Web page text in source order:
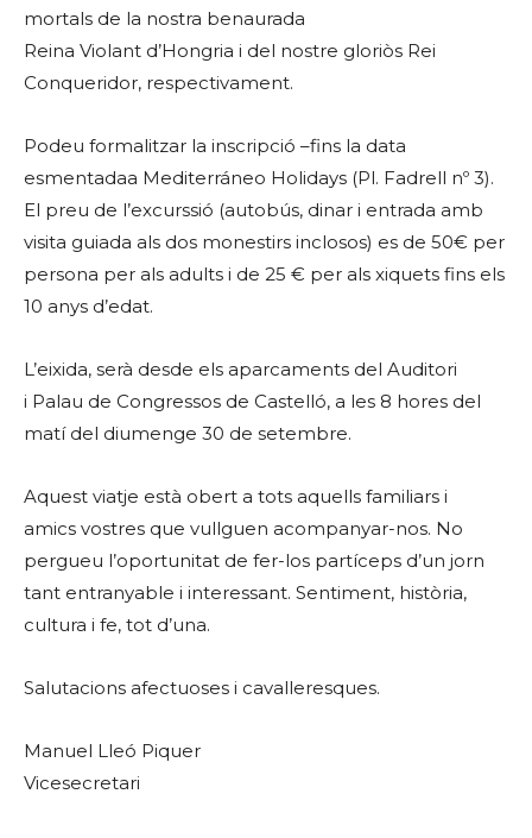
mortals de la nostra benaurada
Reina Violant d’Hongria i del nostre gloriòs Rei
Conqueridor, respectivament.
Podeu formalitzar la inscripció –fins la data
esmentadaa Mediterráneo Holidays (Pl. Fadrell nº 3).
El preu de l’excurssió (autobús, dinar i entrada amb
visita guiada als dos monestirs inclosos) es de 50€ per
persona per als adults i de 25 € per als xiquets fins els
10 anys d’edat.
L’eixida, serà desde els aparcaments del Auditori
i Palau de Congressos de Castelló, a les 8 hores del
matí del diumenge 30 de setembre.
Aquest viatje està obert a tots aquells familiars i
amics vostres que vullguen acompanyar-nos. No
pergueu l’oportunitat de fer-los partíceps d’un jorn
tant entranyable i interessant. Sentiment, història,
cultura i fe, tot d’una.
Salutacions afectuoses i cavalleresques.
Manuel Lleó Piquer
Vicesecretari